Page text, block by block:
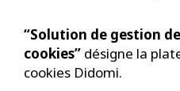
“Solution de gestion
cookies” désigne la
cookies Didomi.